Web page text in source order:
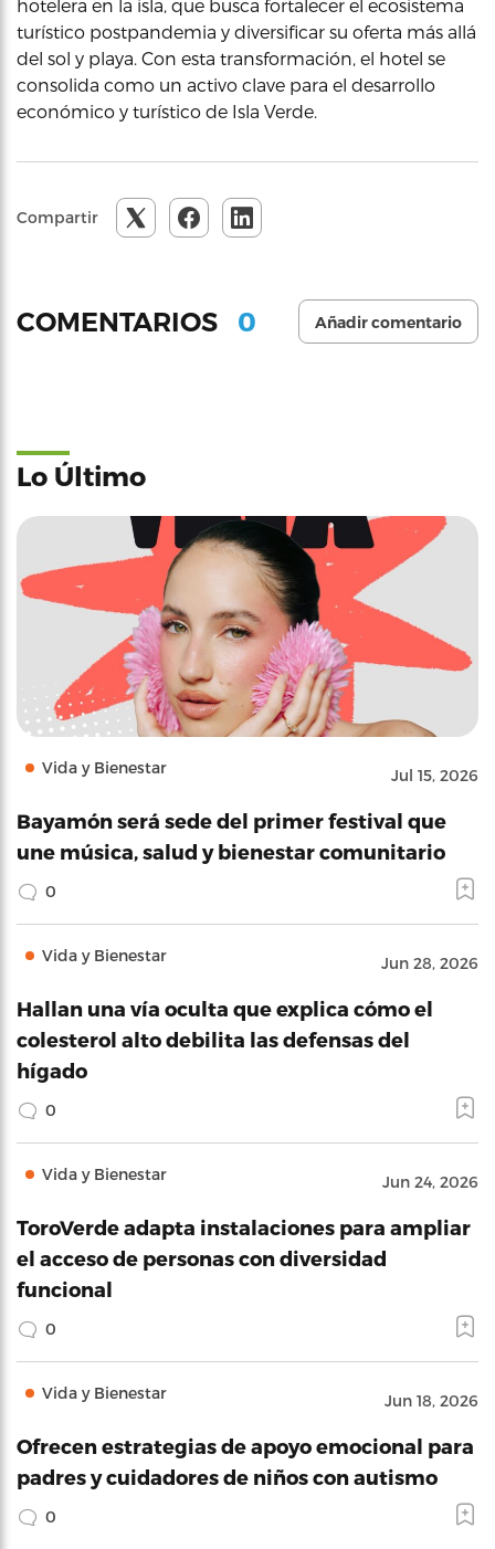
hotelera en la isla, que busca fortalecer el ecosistema
turístico postpandemia y diversificar su oferta más allá
del sol y playa. Con esta transformación, el hotel se
consolida como un activo clave para el desarrollo
económico y turístico de Isla Verde.
Compartir
COMENTARIOS 0 Añadir comentario
Lo Último
Vida y Bienestar Jul 15, 2026
Bayamón será sede del primer festival que
une música, salud y bienestar comunitario
0
Vida y Bienestar Jun 28, 2026
Hallan una vía oculta que explica cómo el
colesterol alto debilita las defensas del
hígado
0
Vida y Bienestar Jun 24, 2026
ToroVerde adapta instalaciones para ampliar
el acceso de personas con diversidad
funcional
0
Vida y Bienestar Jun 18, 2026
Ofrecen estrategias de apoyo emocional para
padres y cuidadores de niños con autismo
0